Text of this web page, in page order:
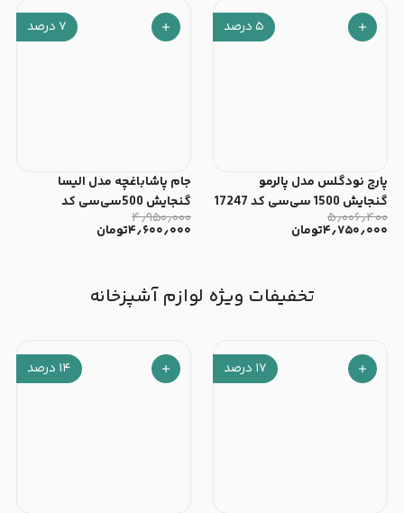
۵ درصد
پارچ نودگلس مدل پالرمو
گنجایش 1500 سی‌سی کد 17247
۵٫۰۰۶٫۴۰۰
۴٫۷۵۰٫۰۰۰تومان
۷ درصد
جام پاشاباغچه مدل الیسا
گنجایش 500سی‌سی کد
440437 - (ست 4 عددی)
۴٫۹۵۰٫۰۰۰
۴٫۶۰۰٫۰۰۰تومان
تخفیفات ویژه لوازم آشپزخانه
۱۷ درصد ۱۴ درصد